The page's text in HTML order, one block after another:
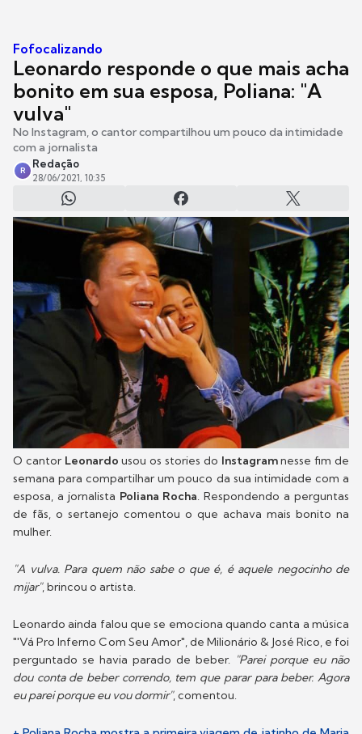
Fofocalizando
Leonardo responde o que mais acha
bonito em sua esposa, Poliana: "A
vulva"
No Instagram, o cantor compartilhou um pouco da intimidade
com a jornalista
R
Redação
28/06/2021, 10:35
O cantor Leonardo usou os stories do Instagramnesse fim de
semana para compartilhar um pouco da sua intimidade com a
esposa, a jornalista Poliana Rocha. Respondendo a perguntas
de fãs, o sertanejo comentou o que achava mais bonito na
mulher.
"A vulva. Para quem não sabe o que é, é aquele negocinho de
mijar", brincou o artista.
Leonardo ainda falou que se emociona quando canta a música
"'Vá Pro Inferno Com Seu Amor", de Milionário & José Rico, e foi
perguntado se havia parado de beber. "Parei porque eu não
dou conta de beber correndo, tem que parar para beber. Agora
eu parei porque eu vou dormir", comentou.